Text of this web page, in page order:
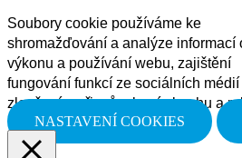
Soubory cookie používáme ke
shromažďování a analýze informací
výkonu a používání webu, zajištění
fungování funkcí ze sociálních médií
zlepšení a přizpůsobení obsahu a
NASTAVENÍ COOKIES